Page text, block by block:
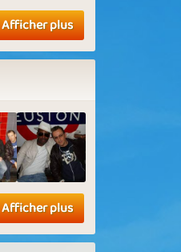
Afficher plus
Afficher plus